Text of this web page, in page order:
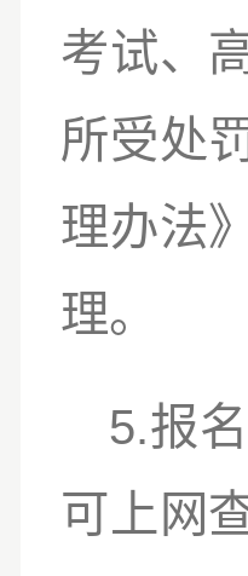
考试、
所受处
理办法
理。
5.报
可上网